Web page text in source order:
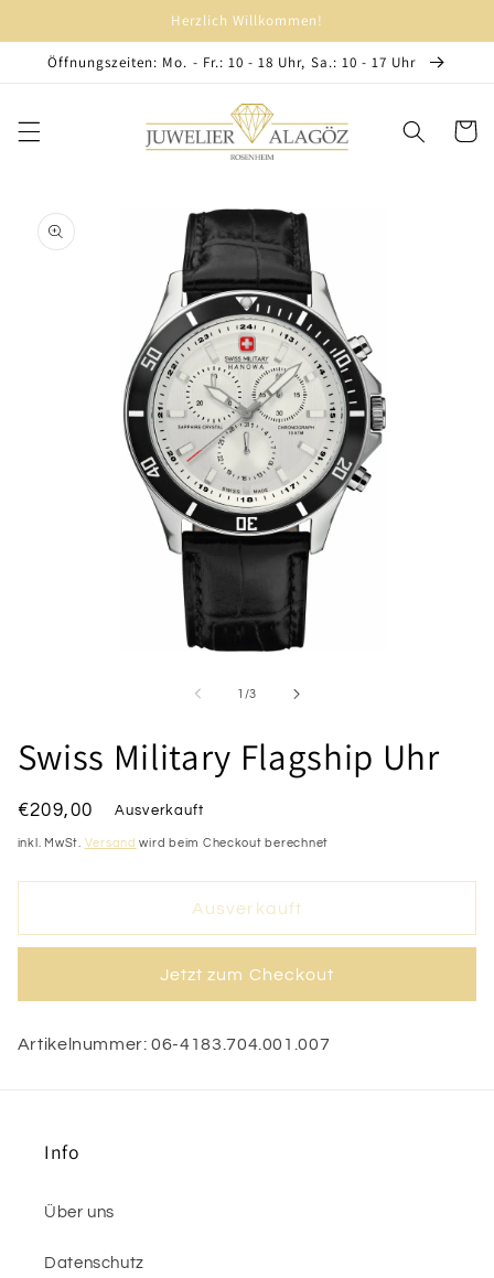
Inhalt
Herzlich Willkommen!
Öffnungszeiten: Mo. - Fr.: 10 - 18 Uhr, Sa.: 10 - 17 Uhr
1 /von
3
Swiss Military Flagship Uhr
Normaler
Preis
€209,00 Ausverkauft
inkl. MwSt. Versand wird beim Checkout berechnet
Ausverkauft
Jetzt zum Checkout
Artikelnummer: 06-4183.704.001.007
Info
Über uns
Datenschutz